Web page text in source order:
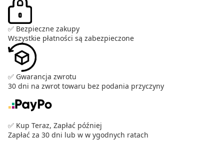
✅ Bezpieczne zakupy
Wszystkie płatności są zabezpieczone
✅ Gwarancja zwrotu
30 dni na zwrot towaru bez podania przyczyny
✅ Kup Teraz, Zapłać później
Zapłać za 30 dni lub w w ygodnych ratach